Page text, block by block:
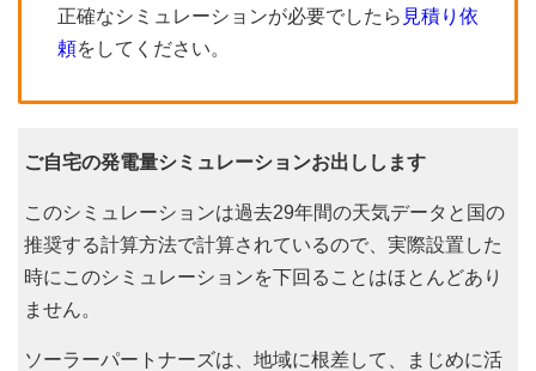
正確なシミュレーションが必要でしたら 見積り依
頼をしてください。
ご自宅の発電量シミュレーションお出しします
このシミュレーションは過去29年間の天気データと国の
推奨する計算方法で計算されているので、実際設置した
時にこのシミュレーションを下回ることはほとんどあり
ません。
ソーラーパートナーズは、地域に根差して、まじめに活